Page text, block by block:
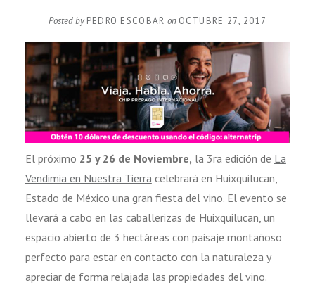
Posted by PEDRO ESCOBAR on OCTUBRE 27, 2017
El próximo 25 y 26 de Noviembre, la 3ra edición de La
Vendimia en Nuestra Tierracelebrará en Huixquilucan,
Estado de México una gran fiesta del vino. El evento se
llevará a cabo en las caballerizas de Huixquilucan, un
espacio abierto de 3 hectáreas con paisaje montañoso
perfecto para estar en contacto con la naturaleza y
apreciar de forma relajada las propiedades del vino.